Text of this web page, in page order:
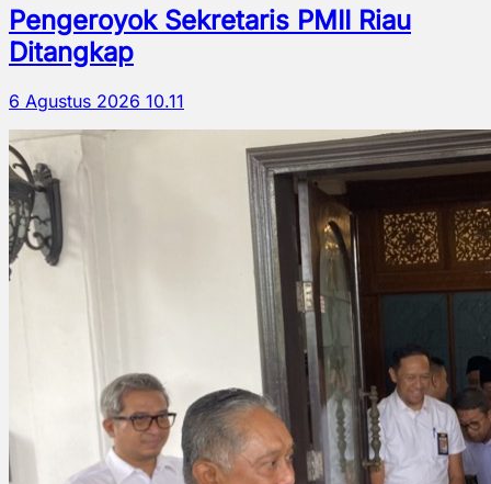
Pengeroyok Sekretaris PMII Riau
Ditangkap
6 Agustus 2026 10.11